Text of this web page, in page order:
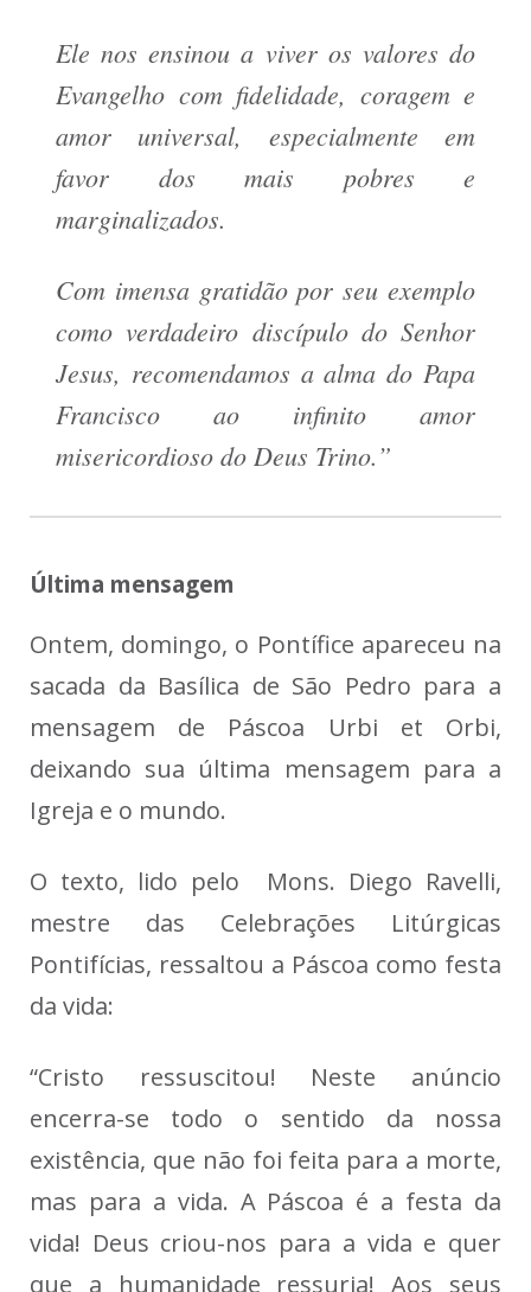
Ele nos ensinou a viver os valores do
Evangelho com fidelidade, coragem e
amor universal, especialmente em
favor dos mais pobres e
marginalizados.
Com imensa gratidão por seu exemplo
como verdadeiro discípulo do Senhor
Jesus, recomendamos a alma do Papa
Francisco ao infinito amor
misericordioso do Deus Trino.”
Última mensagem
Ontem, domingo, o Pontífice apareceu na
sacada da Basílica de São Pedro para a
mensagem de Páscoa Urbi et Orbi,
deixando sua última mensagem para a
Igreja e o mundo.
O texto, lido pelo Mons. Diego Ravelli,
mestre das Celebrações Litúrgicas
Pontifícias, ressaltou a Páscoa como festa
da vida:
“Cristo ressuscitou! Neste anúncio
encerra-se todo o sentido da nossa
existência, que não foi feita para a morte,
mas para a vida. A Páscoa é a festa da
vida! Deus criou-nos para a vida e quer
que a humanidade ressurja! Aos seus